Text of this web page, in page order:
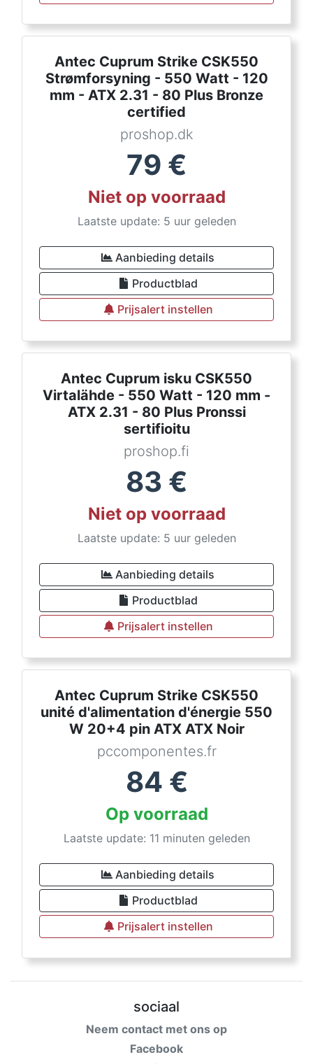
Antec Cuprum Strike CSK550
Strømforsyning - 550 Watt - 120
mm - ATX 2.31 - 80 Plus Bronze
certified
proshop.dk
79 €
Niet op voorraad
Laatste update: 5 uur geleden
Aanbieding details
Productblad
Prijsalert instellen
Antec Cuprum isku CSK550
Virtalähde - 550 Watt - 120 mm -
ATX 2.31 - 80 Plus Pronssi
sertifioitu
proshop.fi
83 €
Niet op voorraad
Laatste update: 5 uur geleden
Aanbieding details
Productblad
Prijsalert instellen
Antec Cuprum Strike CSK550
unité d'alimentation d'énergie 550
W 20+4 pin ATX ATX Noir
pccomponentes.fr
84 €
Op voorraad
Laatste update: 11 minuten geleden
Aanbieding details
Productblad
Prijsalert instellen
sociaal
Neem contact met ons op
Facebook